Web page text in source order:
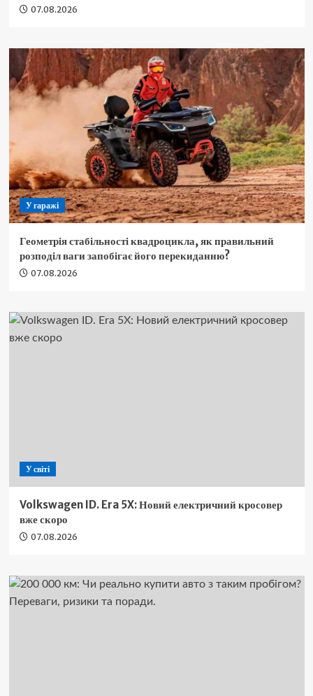
07.08.2026
У гаражі
Геометрія стабільності квадроцикла, як правильний
розподіл ваги запобігає його перекиданню?
07.08.2026
У світі
Volkswagen ID. Era 5X: Новий електричний кросовер
вже скоро
07.08.2026